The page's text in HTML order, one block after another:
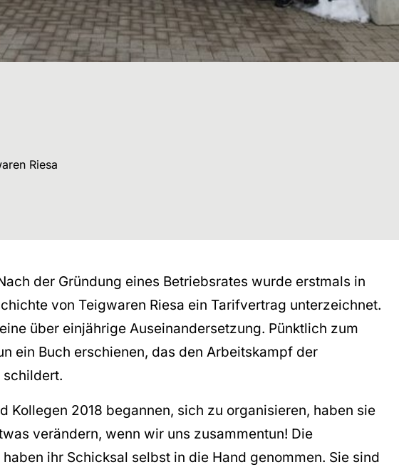
Riesa
der Gründung eines Betriebsrates wurde erstmals in
von Teigwaren Riesa ein Tarifvertrag unterzeichnet.
über einjährige Auseinandersetzung. Pünktlich zum
ein Buch erschienen, das den Arbeitskampf der
schildert.
Kollegen 2018 begannen, sich zu organisieren, haben sie
verändern, wenn wir uns zusammentun! Die
ihr Schicksal selbst in die Hand genommen. Sie sind